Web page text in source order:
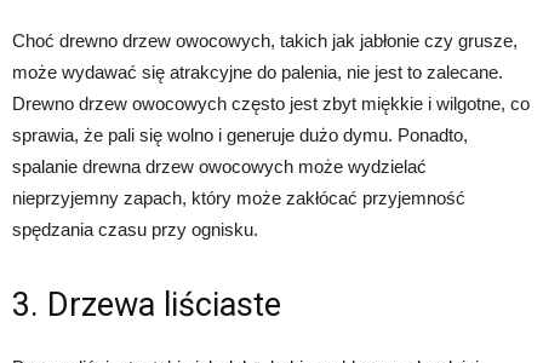
Choć drewno drzew owocowych, takich jak jabłonie czy grusze,
może wydawać się atrakcyjne do palenia, nie jest to zalecane.
Drewno drzew owocowych często jest zbyt miękkie i wilgotne, co
sprawia, że pali się wolno i generuje dużo dymu. Ponadto,
spalanie drewna drzew owocowych może wydzielać
nieprzyjemny zapach, który może zakłócać przyjemność
spędzania czasu przy ognisku.
3. Drzewa liściaste